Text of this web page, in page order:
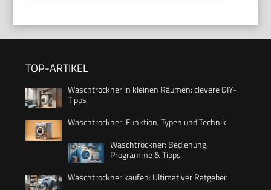
TOP-ARTIKEL
Waschtrockner in kleinen Räumen: clevere DIY-
Tipps
Waschtrockner: Funktion, Typen und Technik
Waschtrockner: Bedienung,
Programme & Tipps
Waschtrockner kaufen: Ultimativer Ratgeber